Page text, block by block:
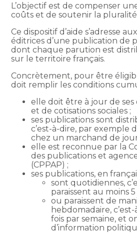
L’objectif est de compenser
coûts et de soutenir la pluralité
Ce dispositif d’aide s’adresse
éditrices d’une publication de
dont chaque parution est
sur le territoire français.
Concrètement, pour être
doit remplir les conditions
elle doit être à jour de ses
et de cotisations sociales ;
ses publications sont
c’est-à-dire, par exemple
chez un marchand de
elle est reconnue par la
des publications et
(CPPAP) ;
ses publications, en
sont quotidiennes,
paraissent au moins
ou paraissent de
hebdomadaire,
fois par semaine, et
d’information